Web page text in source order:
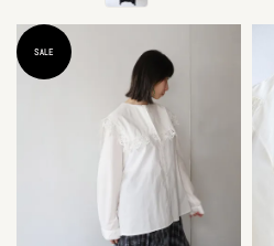
SALE